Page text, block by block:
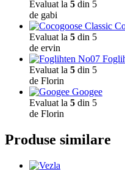
Evaluat la 5 din 5
de gabi
Evaluat la 5 din 5
de ervin
Evaluat la 5 din 5
de Florin
Googee
Evaluat la 5 din 5
de Florin
Produse similare